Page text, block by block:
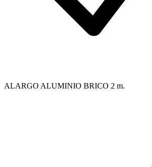
ALARGO ALUMINIO BRICO 2 m.